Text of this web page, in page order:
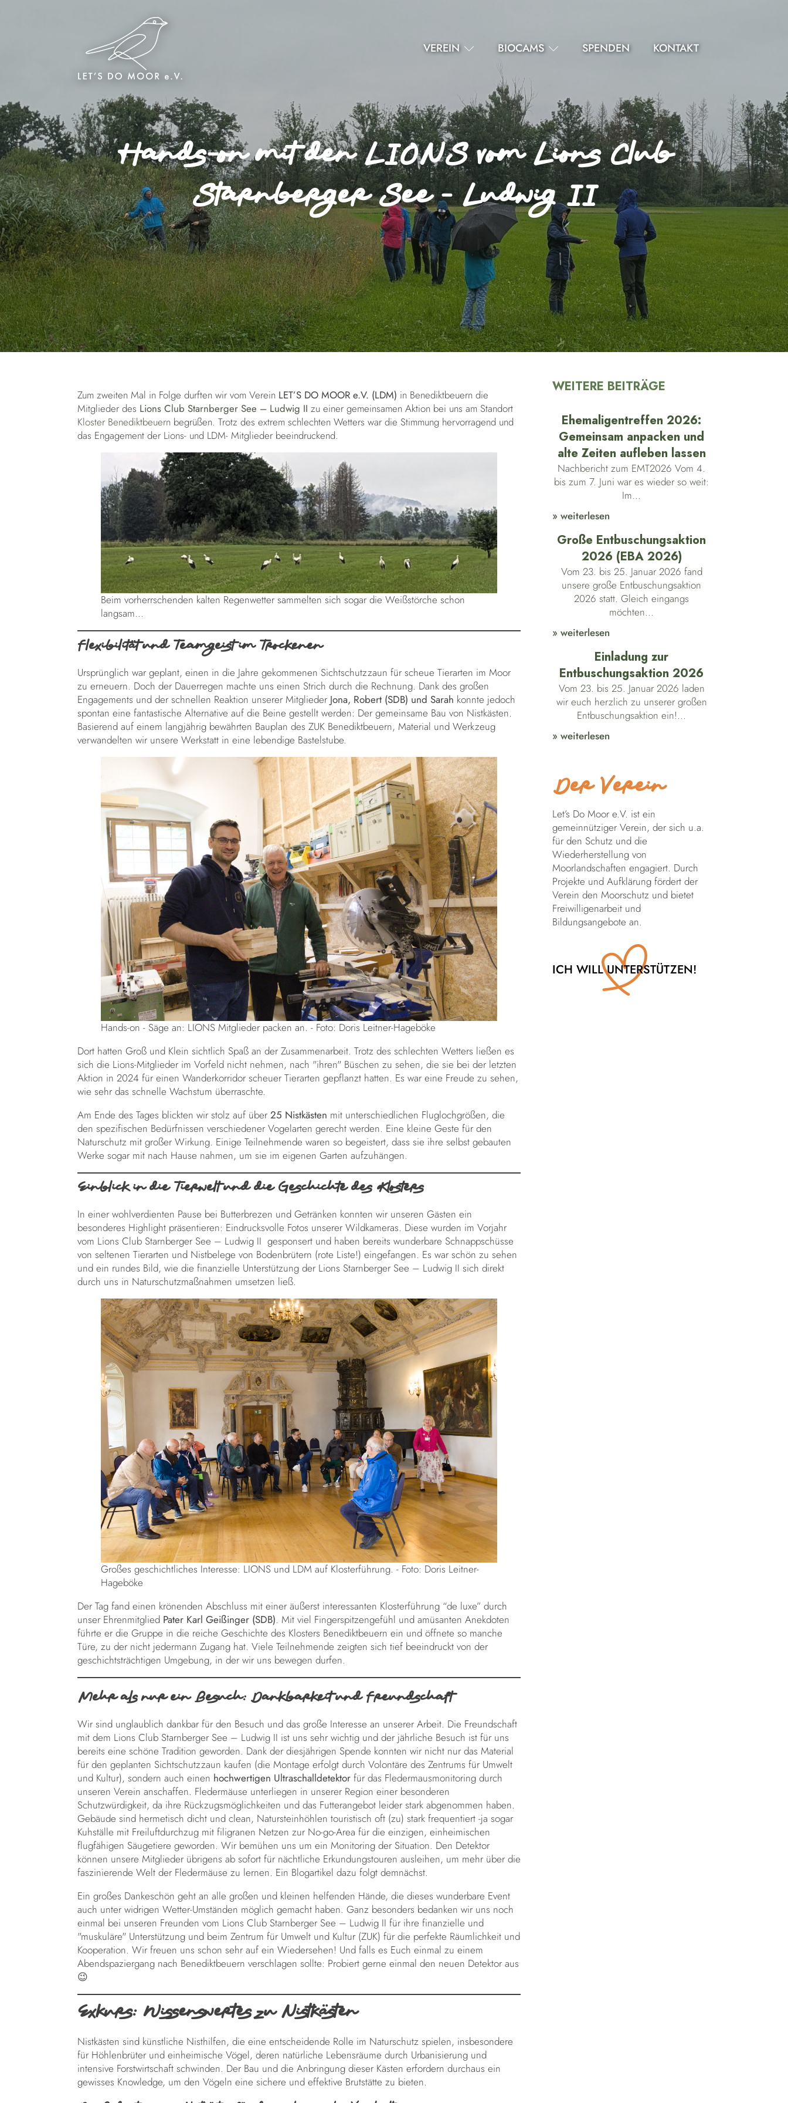
VEREIN BIOCAMS SPENDEN KONTAKT
Hands-on mit den LIONS vom Lions Club
Starnberger See - Ludwig II
Zum zweiten Mal in Folge durften wir vom Verein LET’S DO MOOR e.V. (LDM) in Benediktbeuern die
Mitglieder des Lions Club Starnberger See – Ludwig II zu einer gemeinsamen Aktion bei uns am Standort
Kloster Benediktbeuern begrüßen. Trotz des extrem schlechten Wetters war die Stimmung hervorragend und
das Engagement der Lions- und LDM- Mitglieder beeindruckend.
Beim vorherrschenden kalten Regenwetter sammelten sich sogar die Weißstörche schon
langsam...
Flexibilität und Teamgeist im Trockenen
Ursprünglich war geplant, einen in die Jahre gekommenen Sichtschutzzaun für scheue Tierarten im Moor
zu erneuern. Doch der Dauerregen machte uns einen Strich durch die Rechnung. Dank des großen
Engagements und der schnellen Reaktion unserer Mitglieder Jona, Robert (SDB) und Sarah konnte jedoch
spontan eine fantastische Alternative auf die Beine gestellt werden: Der gemeinsame Bau von Nistkästen.
Basierend auf einem langjährig bewährten Bauplan des ZUK Benediktbeuern, Material und Werkzeug
verwandelten wir unsere Werkstatt in eine lebendige Bastelstube.
Hands-on - Säge an: LIONS Mitglieder packen an. - Foto: Doris Leitner-Hageböke
Dort hatten Groß und Klein sichtlich Spaß an der Zusammenarbeit. Trotz des schlechten Wetters ließen es
sich die Lions-Mitglieder im Vorfeld nicht nehmen, nach "ihren" Büschen zu sehen, die sie bei der letzten
Aktion in 2024 für einen Wanderkorridor scheuer Tierarten gepflanzt hatten. Es war eine Freude zu sehen,
wie sehr das schnelle Wachstum überraschte.
Am Ende des Tages blickten wir stolz auf über 25 Nistkästen mit unterschiedlichen Fluglochgrößen, die
den spezifischen Bedürfnissen verschiedener Vogelarten gerecht werden. Eine kleine Geste für den
Naturschutz mit großer Wirkung. Einige Teilnehmende waren so begeistert, dass sie ihre selbst gebauten
Werke sogar mit nach Hause nahmen, um sie im eigenen Garten aufzuhängen.
Einblick in die Tierwelt und die Geschichte des Klosters
In einer wohlverdienten Pause bei Butterbrezen und Getränken konnten wir unseren Gästen ein
besonderes Highlight präsentieren: Eindrucksvolle Fotos unserer Wildkameras. Diese wurden im Vorjahr
vom Lions Club Starnberger See – Ludwig II gesponsert und haben bereits wunderbare Schnappschüsse
von seltenen Tierarten und Nistbelege von Bodenbrütern (rote Liste!) eingefangen. Es war schön zu sehen
und ein rundes Bild, wie die finanzielle Unterstützung der Lions Starnberger See – Ludwig II sich direkt
durch uns in Naturschutzmaßnahmen umsetzen ließ.
Großes geschichtliches Interesse: LIONS und LDM auf Klosterführung. - Foto: Doris Leitner-
Hageböke
Der Tag fand einen krönenden Abschluss mit einer äußerst interessanten Klosterführung “de luxe” durch
unser Ehrenmitglied Pater Karl Geißinger (SDB). Mit viel Fingerspitzengefühl und amüsanten Anekdoten
führte er die Gruppe in die reiche Geschichte des Klosters Benediktbeuern ein und öffnete so manche
Türe, zu der nicht jedermann Zugang hat. Viele Teilnehmende zeigten sich tief beeindruckt von der
geschichtsträchtigen Umgebung, in der wir uns bewegen durfen.
Mehr als nur ein Besuch: Dankbarkeit und Freundschaft
Wir sind unglaublich dankbar für den Besuch und das große Interesse an unserer Arbeit. Die Freundschaft
mit dem Lions Club Starnberger See – Ludwig II ist uns sehr wichtig und der jährliche Besuch ist für uns
bereits eine schöne Tradition geworden. Dank der diesjährigen Spende konnten wir nicht nur das Material
für den geplanten Sichtschutzzaun kaufen (die Montage erfolgt durch Volontäre des Zentrums für Umwelt
und Kultur), sondern auch einen hochwertigen Ultraschalldetektor für das Fledermausmonitoring durch
unseren Verein anschaffen. Fledermäuse unterliegen in unserer Region einer besonderen
Schutzwürdigkeit, da ihre Rückzugsmöglichkeiten und das Futterangebot leider stark abgenommen haben.
Gebäude sind hermetisch dicht und clean, Natursteinhöhlen touristisch oft (zu) stark frequentiert -ja sogar
Kuhställe mit Freiluftdurchzug mit filigranen Netzen zur No-go-Area für die einzigen, einheimischen
flugfähigen Säugetiere geworden. Wir bemühen uns um ein Monitoring der Situation. Den Detektor
können unsere Mitglieder übrigens ab sofort für nächtliche Erkundungstouren ausleihen, um mehr über die
faszinierende Welt der Fledermäuse zu lernen. Ein Blogartikel dazu folgt demnächst.
Ein großes Dankeschön geht an alle großen und kleinen helfenden Hände, die dieses wunderbare Event
auch unter widrigen Wetter-Umständen möglich gemacht haben. Ganz besonders bedanken wir uns noch
einmal bei unseren Freunden vom Lions Club Starnberger See – Ludwig II für ihre finanzielle und
"muskuläre" Unterstützung und beim Zentrum für Umwelt und Kultur (ZUK) für die perfekte Räumlichkeit und
Kooperation. Wir freuen uns schon sehr auf ein Wiedersehen! Und falls es Euch einmal zu einem
Abendspaziergang nach Benediktbeuern verschlagen sollte: Probiert gerne einmal den neuen Detektor aus
😉
Exkurs: Wissenswertes zu Nistkästen
Nistkästen sind künstliche Nisthilfen, die eine entscheidende Rolle im Naturschutz spielen, insbesondere
für Höhlenbrüter und einheimische Vögel, deren natürliche Lebensräume durch Urbanisierung und
intensive Forstwirtschaft schwinden. Der Bau und die Anbringung dieser Kästen erfordern durchaus ein
gewisses Knowledge, um den Vögeln eine sichere und effektive Brutstätte zu bieten.
WEITERE BEITRÄGE
Ehemaligentreffen 2026:
Gemeinsam anpacken und
alte Zeiten aufleben lassen
Nachbericht zum EMT2026 Vom 4.
bis zum 7. Juni war es wieder so weit:
Im...
» weiterlesen
Große Entbuschungsaktion
2026 (EBA 2026)
Vom 23. bis 25. Januar 2026 fand
unsere große Entbuschungsaktion
2026 statt. Gleich eingangs
möchten...
» weiterlesen
Einladung zur
Entbuschungsaktion 2026
Vom 23. bis 25. Januar 2026 laden
wir euch herzlich zu unserer großen
Entbuschungsaktion ein!...
» weiterlesen
Der Verein
Let’s Do Moor e.V. ist ein
gemeinnütziger Verein, der sich u.a.
für den Schutz und die
Wiederherstellung von
Moorlandschaften engagiert. Durch
Projekte und Aufklärung fördert der
Verein den Moorschutz und bietet
Freiwilligenarbeit und
Bildungsangebote an.
ICH WILL UNTERSTÜTZEN!